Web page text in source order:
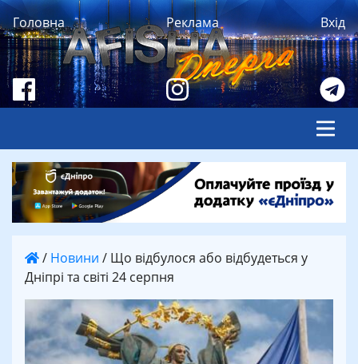
Головна Реклама Вхід
/ Новини / Що відбулося або відбудеться у
Дніпрі та світі 24 серпня